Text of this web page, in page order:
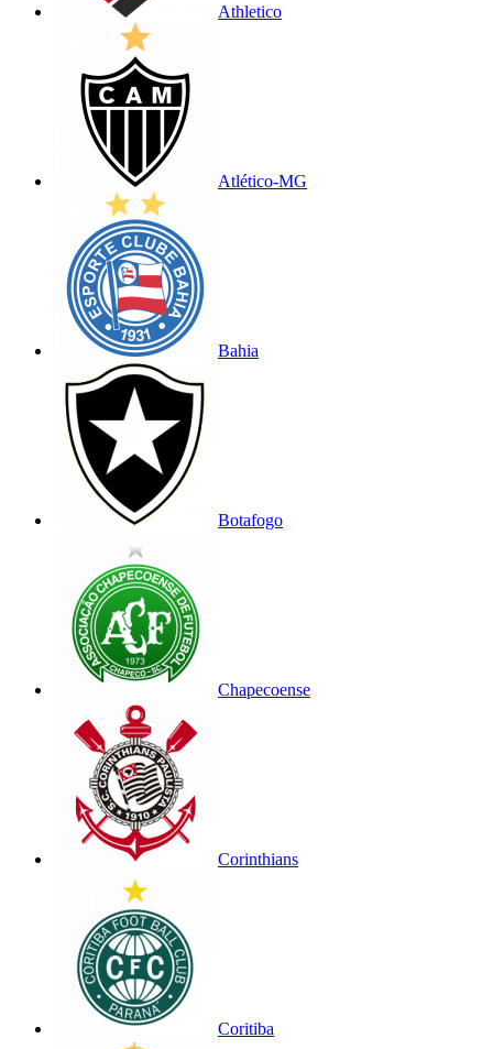
Athletico
Atlético-MG
Bahia
Botafogo
Chapecoense
Corinthians
Coritiba